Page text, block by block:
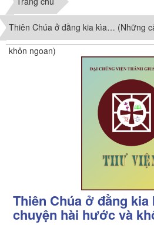
Thiên Chúa ở đằng kia kìa… (Những
khôn ngoan)
Thiên Chúa ở đằng
chuyện hài hước và